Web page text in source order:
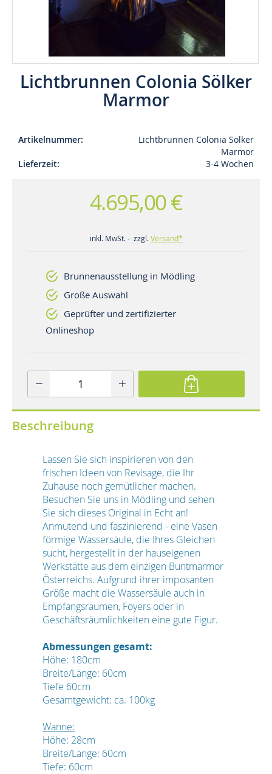
Lichtbrunnen Colonia Sölker
Marmor
Artikelnummer
Lichtbrunnen Colonia Sölker
Marmor
Lieferzeit
3-4 Wochen
4.695,00 €
inkl. MwSt. - zzgl.Versand*
Brunnenausstellung in Mödling
Große Auswahl
Geprüfter und zertifizierter
Onlineshop
Beschreibung
Lassen Sie sich inspirieren von den
frischen Ideen von Revisage, die Ihr
Zuhause noch gemütlicher machen.
Besuchen Sie uns in Mödling und sehen
Sie sich dieses Original in Echt an!
Anmutend und faszinierend - eine Vasen
förmige Wassersäule, die Ihres Gleichen
sucht, hergestellt in der hauseigenen
Werkstätte aus dem einzigen Buntmarmor
Österreichs. Aufgrund ihrer imposanten
Größe macht die Wassersäule auch in
Empfangsräumen, Foyers oder in
Geschäftsräumlichkeiten eine gute Figur.
Abmessungen gesamt:
Höhe: 180cm
Breite/Länge: 60cm
Tiefe 60cm
Gesamtgewicht: ca. 100kg
Wanne:
Höhe: 28cm
Breite/Länge: 60cm
Tiefe: 60cm